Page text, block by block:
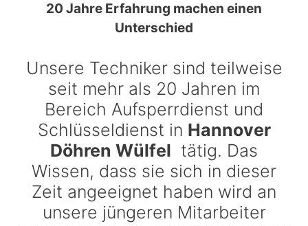
20 Jahre Erfahrung machen einen
Unterschied
Unsere Techniker sind teilweise
seit mehr als 20 Jahren im
Bereich Aufsperrdienst und
Schlüsseldienst in Hannover
Döhren Wülfel tätig. Das
Wissen, dass sie sich in dieser
Zeit angeeignet haben wird an
unsere jüngeren Mitarbeiter